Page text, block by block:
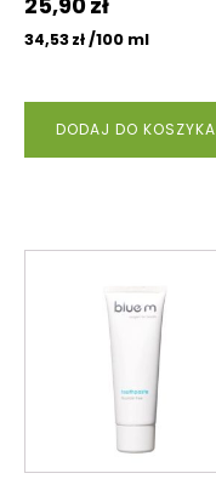
34,53zł/100 ml
DODAJ DO KOSZYKA